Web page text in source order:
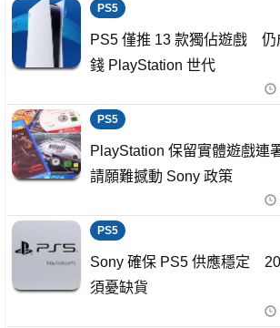
PS5
PS5 僅推 13 款獨佔遊戲 仍
錢 PlayStation 世代
PS5
PlayStation 保留實體遊戲
請願難撼動 Sony 政策
PS5
Sony 確保 PS5 供應穩定
須憂缺貨